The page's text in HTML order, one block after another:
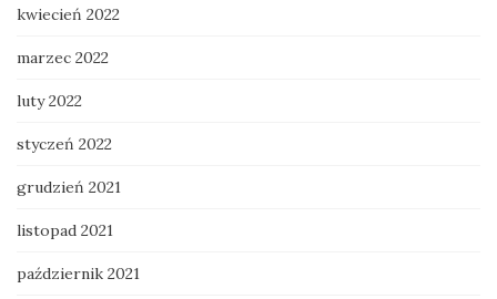
kwiecień 2022
marzec 2022
luty 2022
styczeń 2022
grudzień 2021
listopad 2021
październik 2021